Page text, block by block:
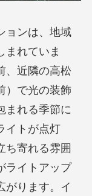
ョンは、地域
まれていま
、近隣の高松
）で光の装飾
まれる季節に
イトが点灯
ち寄れる雰囲
ライトアップ
がります。イ